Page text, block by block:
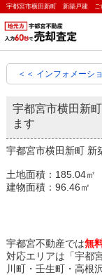
＜＜ インフォメーシ
宇都宮市横田新
ます
宇都宮市横田新町 新
土地面積：185.04㎡
建物面積：96.46㎡
宇都宮不動産では無
対応エリアは「宇都
川町・壬生町・高根